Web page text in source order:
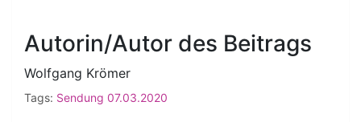
Autorin/Autor des Beitrags
Wolfgang Krömer
Tags: Sendung 07.03.2020